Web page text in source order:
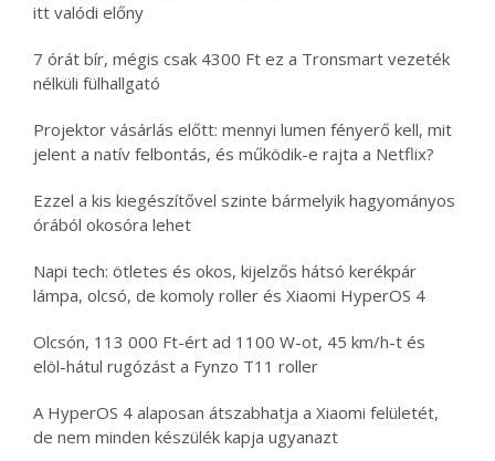
itt valódi előny
7 órát bír, mégis csak 4300 Ft ez a Tronsmart vezeték
nélküli fülhallgató
Projektor vásárlás előtt: mennyi lumen fényerő kell, mit
jelent a natív felbontás, és működik-e rajta a Netflix?
Ezzel a kis kiegészítővel szinte bármelyik hagyományos
órából okosóra lehet
Napi tech: ötletes és okos, kijelzős hátsó kerékpár
lámpa, olcsó, de komoly roller és Xiaomi HyperOS 4
Olcsón, 113 000 Ft-ért ad 1100 W-ot, 45 km/h-t és
elöl-hátul rugózást a Fynzo T11 roller
A HyperOS 4 alaposan átszabhatja a Xiaomi felületét,
de nem minden készülék kapja ugyanazt